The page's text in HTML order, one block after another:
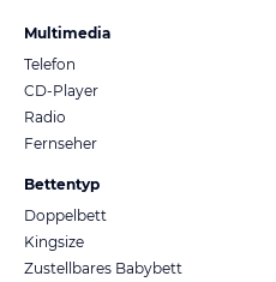
Multimedia
Telefon
CD-Player
Radio
Fernseher
Bettentyp
Doppelbett
Kingsize
Zustellbares Babybett